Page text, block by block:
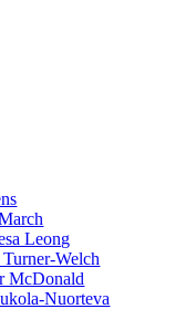
Leong
Welch
McDonald
Nuorteva